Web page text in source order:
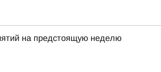
на предстоящую неделю